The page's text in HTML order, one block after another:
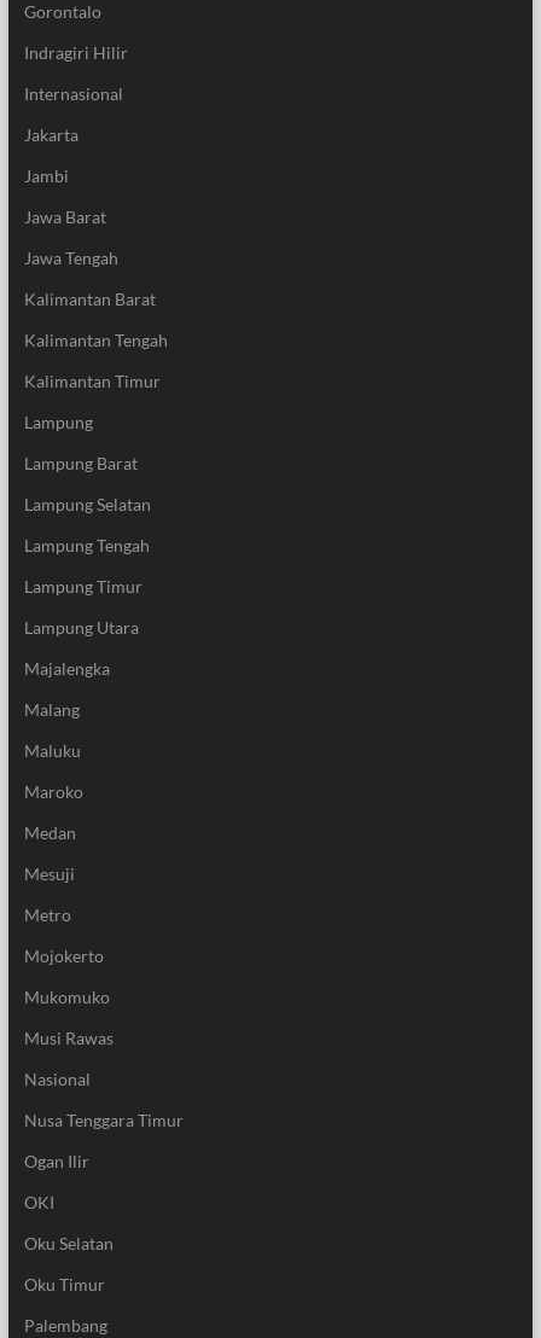
Gorontalo
Indragiri Hilir
Internasional
Jakarta
Jambi
Jawa Barat
Jawa Tengah
Kalimantan Barat
Kalimantan Tengah
Kalimantan Timur
Lampung
Lampung Barat
Lampung Selatan
Lampung Tengah
Lampung Timur
Lampung Utara
Majalengka
Malang
Maluku
Maroko
Medan
Mesuji
Metro
Mojokerto
Mukomuko
Musi Rawas
Nasional
Nusa Tenggara Timur
Ogan Ilir
OKI
Oku Selatan
Oku Timur
Palembang